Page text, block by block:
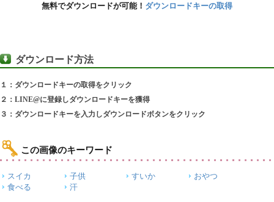
無料でダウンロードが可能！ ダウンロードキーの取得
ダウンロード方法
１：ダウンロードキーの取得をクリック
２：LINE@に登録しダウンロードキーを獲得
３：ダウンロードキーを入力しダウンロードボタンをクリック
この画像のキーワード
スイカ 子供 すいか
おやつ
食べる
汗